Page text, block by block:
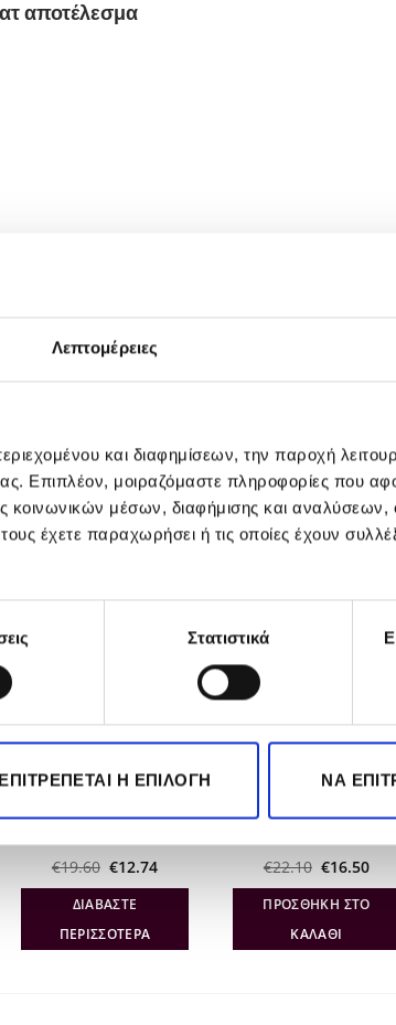
Λεπτομέρειες
και διαφημίσεων, την παροχή
Επιπλέον, μοιραζόμαστε πληροφορίες που
κοινωνικών μέσων, διαφήμισης και αναλύσεων,
έχετε παραχωρήσει ή τις οποίες έχουν
Στατιστικά
ΕΠΙΤΡΈΠΕΤΑΙ Η ΕΠΙΛΟΓΉ ΝΑ
αποτέλεσμα
στεγνά μαλλιά.
-35%
Molding Mud 75ml
€19.60 Original
was:
€19.60.
€12.74Η
ΔΙΑΒΆΣΤΕ
ΠΕΡΙΣΣΌΤΕΡΑ
-25%
Tecni Art Volume
€22.10 Original
was:
€22.10.
€16.50Η
τιμή
ΠΡΟΣΘΉΚΗ ΣΤΟ
ΚΑΛΆΘΙ